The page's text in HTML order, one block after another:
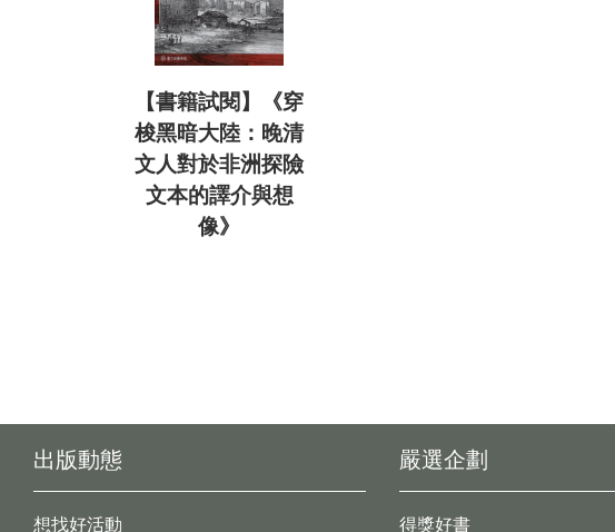
【書籍試閱】《穿
梭黑暗大陸：晚清
文人對於非洲探險
文本的譯介與想
像》
出版動態
想找好活動
嚴選企劃
得獎好書